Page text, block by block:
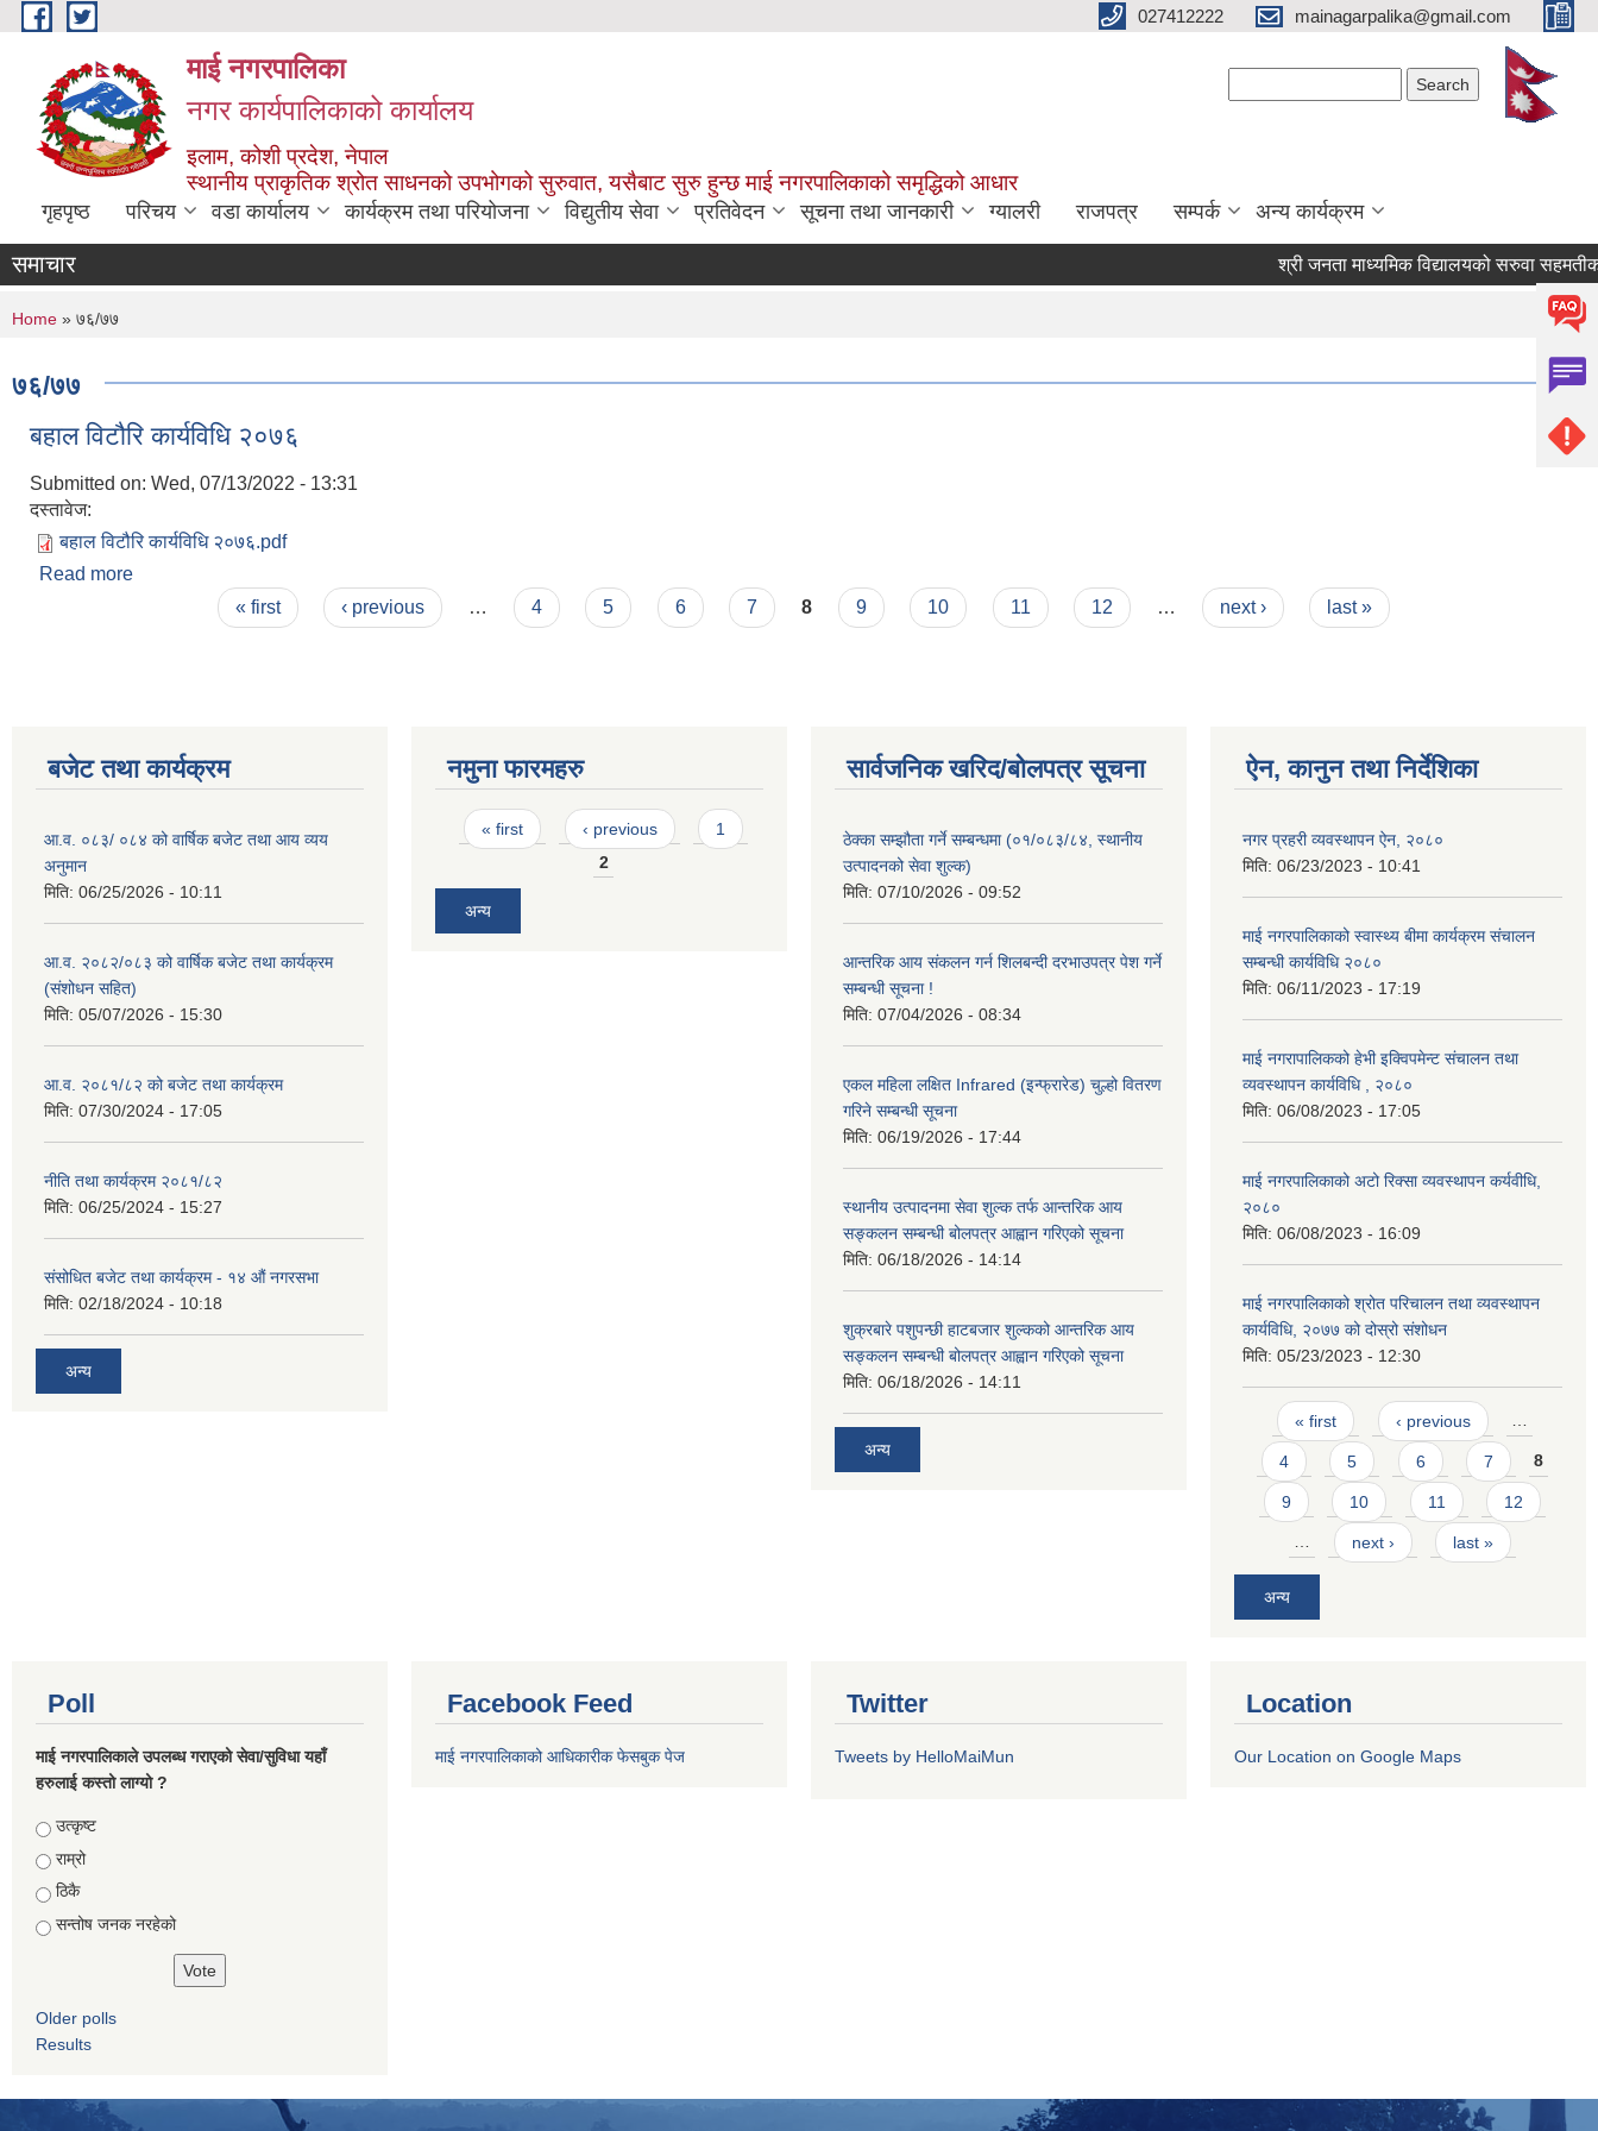
Skip to main content 027412222 mainagarpalika@gmail.com
माई नगरपालिका
नगर कार्यपालिकाको कार्यालय
इलाम, कोशी प्रदेश, नेपाल
स्थानीय प्राकृतिक श्रोत साधनको उपभोगको सुरुवात, यसैबाट सुरु हुन्छ माई नगरपालिकाको समृद्धिको आधार
गृहपृष्ठ परिचय वडा कार्यालय कार्यक्रम तथा परियोजना विद्युतीय सेवा प्रतिवेदन सूचना तथा जानकारी ग्यालरी राजपत्र सम्पर्क अन्य कार्यक्रम
समाचार श्री जनता माध्यमिक विद्यालयको सरुवा सहमतीका
You are here
Home » ७६/७७
७६/७७
बहाल विटौरि कार्यविधि २०७६
Submitted on: Wed, 07/13/2022 - 13:31
दस्तावेज:
बहाल विटौरि कार्यविधि २०७६.pdf
Read more
« first ‹ previous … 4 5 6 7 8 9 10 11 12 … next › last »
बजेट तथा कार्यक्रम
आ.व. ०८३/ ०८४ को वार्षिक बजेट तथा आय व्यय
अनुमान
मिति: 06/25/2026 - 10:11
आ.व. २०८२/०८३ को वार्षिक बजेट तथा कार्यक्रम
(संशोधन सहित)
मिति: 05/07/2026 - 15:30
आ.व. २०८१/८२ को बजेट तथा कार्यक्रम
मिति: 07/30/2024 - 17:05
नीति तथा कार्यक्रम २०८१/८२
मिति: 06/25/2024 - 15:27
संसोधित बजेट तथा कार्यक्रम - १४ औं नगरसभा
मिति: 02/18/2024 - 10:18
अन्य
नमुना फारमहरु
Pages
« first ‹ previous
1
2
अन्य
सार्वजनिक खरिद/बोलपत्र सूचना
ठेक्का सम्झौता गर्ने सम्बन्धमा (०१/०८३/८४, स्थानीय
उत्पादनको सेवा शुल्क)
मिति: 07/10/2026 - 09:52
आन्तरिक आय संकलन गर्न शिलबन्दी दरभाउपत्र पेश गर्ने
सम्बन्धी सूचना !
मिति: 07/04/2026 - 08:34
एकल महिला लक्षित Infrared (इन्फ्रारेड) चुल्हो वितरण
गरिने सम्बन्धी सूचना
मिति: 06/19/2026 - 17:44
स्थानीय उत्पादनमा सेवा शुल्क तर्फ आन्तरिक आय
सङ्कलन सम्बन्धी बोलपत्र आह्वान गरिएको सूचना
मिति: 06/18/2026 - 14:14
शुक्रबारे पशुपन्छी हाटबजार शुल्कको आन्तरिक आय
सङ्कलन सम्बन्धी बोलपत्र आह्वान गरिएको सूचना
मिति: 06/18/2026 - 14:11
अन्य
ऐन, कानुन तथा निर्देशिका
नगर प्रहरी व्यवस्थापन ऐन, २०८०
मिति: 06/23/2023 - 10:41
माई नगरपालिकाको स्वास्थ्य बीमा कार्यक्रम संचालन
सम्बन्धी कार्यविधि २०८०
मिति: 06/11/2023 - 17:19
माई नगरापालिकको हेभी इक्विपमेन्ट संचालन तथा
व्यवस्थापन कार्यविधि , २०८०
मिति: 06/08/2023 - 17:05
माई नगरपालिकाको अटो रिक्सा व्यवस्थापन कर्यवीधि,
२०८०
मिति: 06/08/2023 - 16:09
माई नगरपालिकाको श्रोत परिचालन तथा व्यवस्थापन
कार्यविधि, २०७७ को दोस्रो संशोधन
मिति: 05/23/2023 - 12:30
Pages
« first ‹ previous …
4 5 6 7 8
9 10 11 12
… next › last »
अन्य
Poll
माई नगरपालिकाले उपलब्ध गराएको सेवा/सुविधा यहाँ
हरुलाई कस्तो लाग्यो ?
Choices
उत्कृष्ट
राम्रो
ठिकै
सन्तोष जनक नरहेको
Older polls
Results
Facebook Feed
माई नगरपालिकाको आधिकारीक फेसबुक पेज
Twitter
Tweets by HelloMaiMun
Location
Our Location on Google Maps